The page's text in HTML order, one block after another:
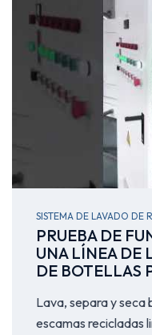
SISTEMA DE LAVADO DE
PRUEBA DE
UNA LÍNEA DE
DE BOTELLAS
Lava, separa y
escamas recicladas